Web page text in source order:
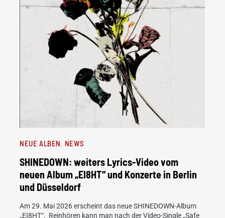
NEUE ALBEN NEWS
SHINEDOWN: weiters Lyrics-Video vom
neuen Album „EI8HT“ und Konzerte in Berlin
und Düsseldorf
Am 29. Mai 2026 erscheint das neue SHINEDOWN-Album
„EI8HT“. Reinhören kann man nach der Video-Single „Safe